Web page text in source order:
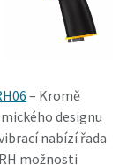
– Kromě
designu
nabízí řada
možnosti